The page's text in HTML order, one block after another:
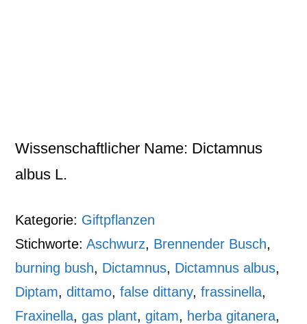
Wissenschaftlicher Name: Dictamnus
albus L.
Kategorie: Giftpflanzen
Stichworte:Aschwurz, Brennender Busch,
burning bush, Dictamnus, Dictamnus albus,
Diptam,dittamo,false dittany,frassinella,
Fraxinella,gas plant,gitam, herba gitanera,